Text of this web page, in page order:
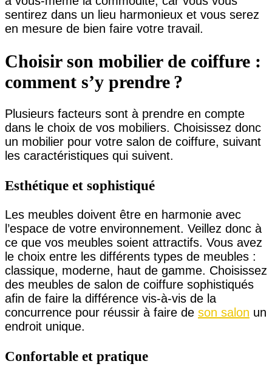
sentirez dans un lieu harmonieux et vous serez
en mesure de bien faire votre travail.
Choisir son mobilier de coiffure :
comment s’y prendre ?
Plusieurs facteurs sont à prendre en compte
dans le choix de vos mobiliers. Choisissez donc
un mobilier pour votre salon de coiffure, suivant
les caractéristiques qui suivent.
Esthétique et sophistiqué
Les meubles doivent être en harmonie avec
l’espace de votre environnement. Veillez donc à
ce que vos meubles soient attractifs. Vous avez
le choix entre les différents types de meubles :
classique, moderne, haut de gamme. Choisissez
des meubles de salon de coiffure sophistiqués
afin de faire la différence vis-à-vis de la
concurrence pour réussir à faire de son salon un
endroit unique.
Confortable et pratique